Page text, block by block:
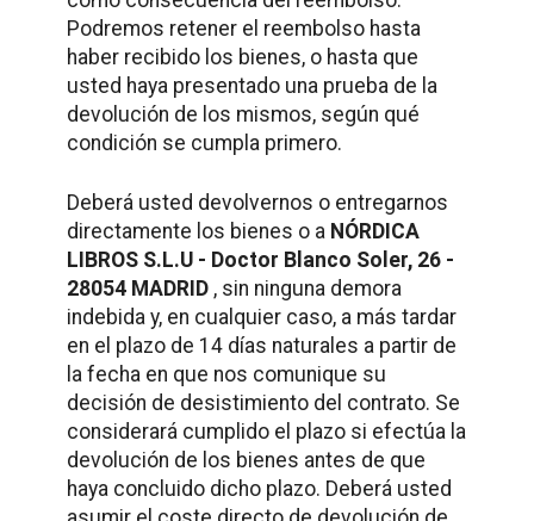
Podremos retener el reembolso hasta
haber recibido los bienes, o hasta que
usted haya presentado una prueba de la
devolución de los mismos, según qué
condición se cumpla primero.
Deberá usted devolvernos o entregarnos
directamente los bienes o a NÓRDICA
LIBROS S.L.U - Doctor Blanco Soler, 26 -
28054 MADRID , sin ninguna demora
indebida y, en cualquier caso, a más tardar
en el plazo de 14 días naturales a partir de
la fecha en que nos comunique su
decisión de desistimiento del contrato. Se
considerará cumplido el plazo si efectúa la
devolución de los bienes antes de que
haya concluido dicho plazo. Deberá usted